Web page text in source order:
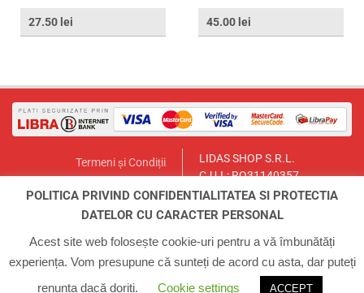
27.50 lei 45.00 lei
Termeni și Condiții
LIDAS SHOP S.R.L.
C.U.I.: RO31140357
București, Sector 1, Str. Lt.Col.
Email:lidasmag@yahoo.com
Telefon:0723.155.966
INFO CONTUL MEU
POLITICA PRIVIND CONFIDENTIALITATEA SI PROTECTIA
DATELOR CU CARACTER PERSONAL
Acest site web folosește cookie-uri pentru a vă îmbunătăți
experiența. Vom presupune că sunteți de acord cu asta, dar puteți
renunța dacă doriți.
Cookie settings ACCEPT